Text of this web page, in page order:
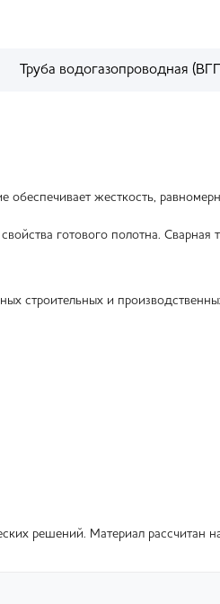
Труба водогазопроводная
жесткость,
готового полотна. Сварная
строительных и
решений. Материал рассчитан